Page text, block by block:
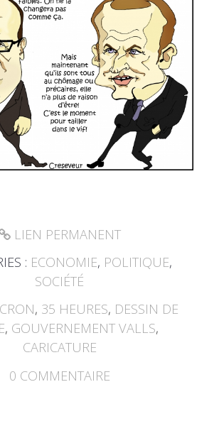
LIEN PERMANENT
: ECONOMIE, POLITIQUE,
SOCIÉTÉ
, 35 HEURES, DESSIN DE
, GOUVERNEMENT VALLS,
CARICATURE
0 COMMENTAIRE